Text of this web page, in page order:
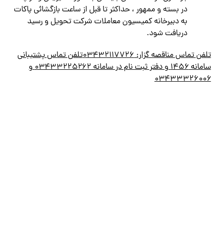
در بسته و ممهور ، حداكثر تا قبل از ساعت بازگشائي پاكات
به دبيرخانه كميسيون معاملات شركت تحويل و رسيد
دريافت شود.
تلفن تماس مناقصه گزار: ۰۳۴۳۲۱۱۷۷۲۶تلفن تماس پشتيباني
سامانه ۱۴۵۶ و دفتر ثبت نام در سامانه ۰۳۴۳۳۲۲۵۲۶۲ و
۰۳۴۳۳۳۲۶۰۰۶